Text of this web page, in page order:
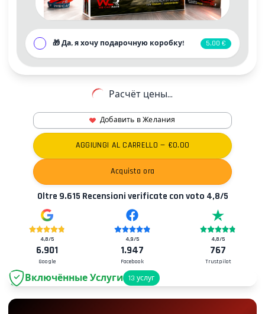
Контакты
Добавить в Желания
Расчёт цены...
🎁 Да, я хочу подарочную коробку! 5,00 €
AGGIUNGI AL CARRELLO — €0.00
Acquista ora
Oltre 9.615 Recensioni verificate con voto 4,8/5
4,8/5
6.901
Google
4,9/5
1.947
Facebook
4,8/5
767
Trustpilot
Включённые Услуги 13 услуг
Парковка +2.00€